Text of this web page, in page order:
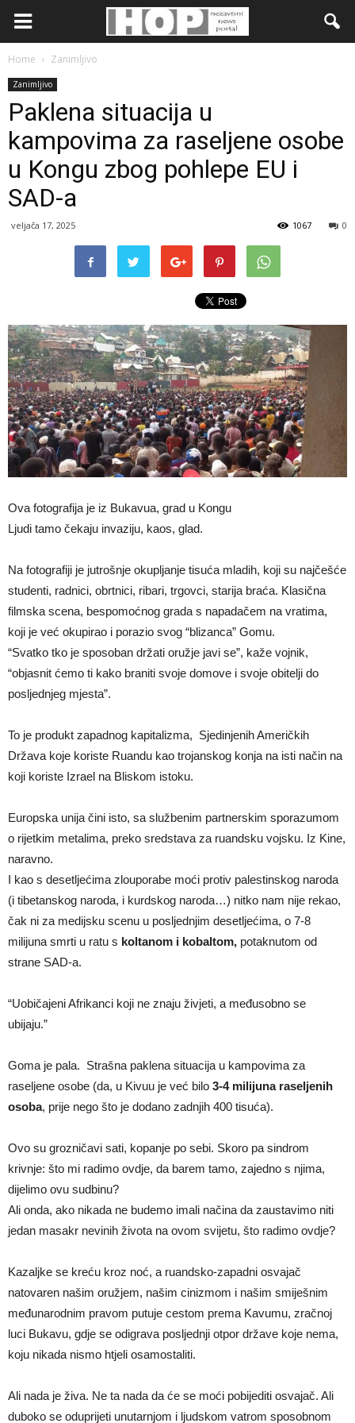
Home Zanimljivo
Zanimljivo
Paklena situacija u
kampovima za raseljene osobe
u Kongu zbog pohlepe EU i
SAD-a
veljača 17, 2025 0
1067
Ova fotografija je iz Bukavua, grad u Kongu
Ljudi tamo čekaju invaziju, kaos, glad.
Na fotografiji je jutrošnje okupljanje tisuća mladih, koji su najčešće
studenti, radnici, obrtnici, ribari, trgovci, starija braća. Klasična
filmska scena, bespomoćnog grada s napadačem na vratima,
koji je već okupirao i porazio svog “blizanca” Gomu.
“Svatko tko je sposoban držati oružje javi se”, kaže vojnik,
“objasnit ćemo ti kako braniti svoje domove i svoje obitelji do
posljednjeg mjesta”.
To je produkt zapadnog kapitalizma, Sjedinjenih Američkih
Država koje koriste Ruandu kao trojanskog konja na isti način na
koji koriste Izrael na Bliskom istoku.
Europska unija čini isto, sa službenim partnerskim sporazumom
o rijetkim metalima, preko sredstava za ruandsku vojsku. Iz Kine,
naravno.
I kao s desetljećima zlouporabe moći protiv palestinskog naroda
(i tibetanskog naroda, i kurdskog naroda…) nitko nam nije rekao,
čak ni za medijsku scenu u posljednjim desetljećima, o 7-8
milijuna smrti u ratu s koltanom i kobaltom, potaknutom od
strane SAD-a.
“Uobičajeni Afrikanci koji ne znaju živjeti, a međusobno se
ubijaju.”
Goma je pala. Strašna paklena situacija u kampovima za
raseljene osobe (da, u Kivuu je već bilo 3-4 milijuna raseljenih
osoba, prije nego što je dodano zadnjih 400 tisuća).
Ovo su grozničavi sati, kopanje po sebi. Skoro pa sindrom
krivnje: što mi radimo ovdje, da barem tamo, zajedno s njima,
dijelimo ovu sudbinu?
Ali onda, ako nikada ne budemo imali načina da zaustavimo niti
jedan masakr nevinih života na ovom svijetu, što radimo ovdje?
Kazaljke se kreću kroz noć, a ruandsko-zapadni osvajač
natovaren našim oružjem, našim cinizmom i našim smiješnim
međunarodnim pravom putuje cestom prema Kavumu, zračnoj
luci Bukavu, gdje se odigrava posljednji otpor države koje nema,
koju nikada nismo htjeli osamostaliti.
Ali nada je živa. Ne ta nada da će se moći pobijediti osvajač. Ali
duboko se oduprijeti unutarnjom i ljudskom vatrom sposobnom